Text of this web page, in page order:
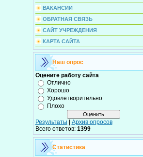
ВАКАНСИИ
ОБРАТНАЯ СВЯЗЬ
САЙТ УЧРЕЖДЕНИЯ
КАРТА САЙТА
Наш опрос
Оцените работу сайта
Отлично
Хорошо
Удовлетворительно
Плохо
Результаты
Архив опросов
Всего ответов: 1399
Статистика